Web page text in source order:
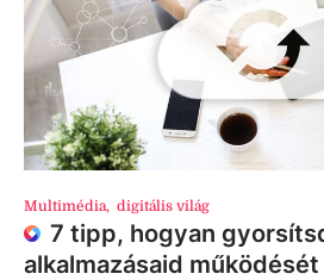
Multimédia, digitális világ
7 tipp, hogyan
alkalmazásaid működését